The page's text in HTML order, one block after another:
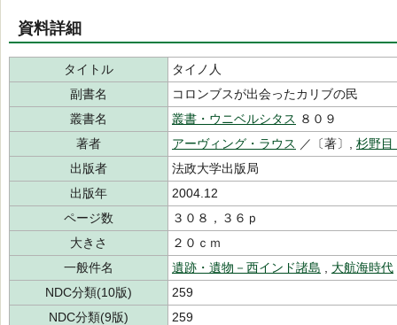
資料詳細
タイトル
タイノ人
副書名
コロンブスが出会ったカリブの民
叢書名
叢書・ウニベルシタス ８０９
著者
アーヴィング・ラウス ／〔著〕, 杉野
出版者
法政大学出版局
出版年
2004.12
ページ数
３０８，３６ｐ
大きさ
２０ｃｍ
一般件名
遺跡・遺物－西インド諸島
大航海時代
NDC分類(10版)
259
NDC分類(9版)
259